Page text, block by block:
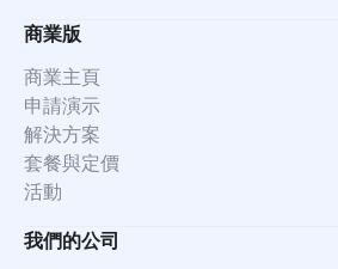
商業版
商業主頁
申請演示
解決方案
套餐與定價
活動
我們的公司